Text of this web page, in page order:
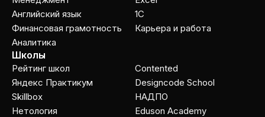
Английский язык
Финансовая грамотность
Аналитика
1C
Карьера и работа
Школы
Рейтинг школ
Яндекс Практикум
Skillbox
Нетология
Contented
Designcode School
НАДПО
Eduson Academy